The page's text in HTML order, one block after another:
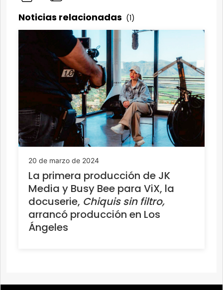
Noticias relacionadas (1)
20 de marzo de 2024
La primera producción de JK
Media y Busy Bee para ViX, la
docuserie, Chiquis sin filtro,
arrancó producción en Los
Ángeles